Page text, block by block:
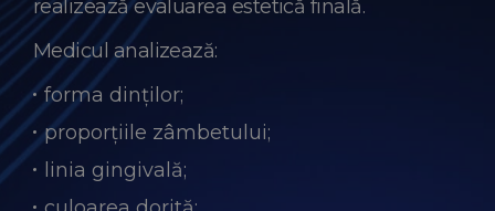
realizează evaluarea estetică finală.
Medicul analizează:
forma dinților;
proporțiile zâmbetului;
linia gingivală;